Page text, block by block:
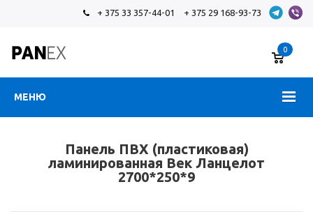
+ 375 33 357-44-01 + 375 29 168-93-73
МЕНЮ
0
Панель ПВХ (пластиковая)
ламинированная Век Ланцелот
2700*250*9